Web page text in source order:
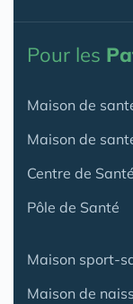
Pour les
Maison de
Maison de
Centre de Santé
Pôle de Santé
Maison sport-
Maison de